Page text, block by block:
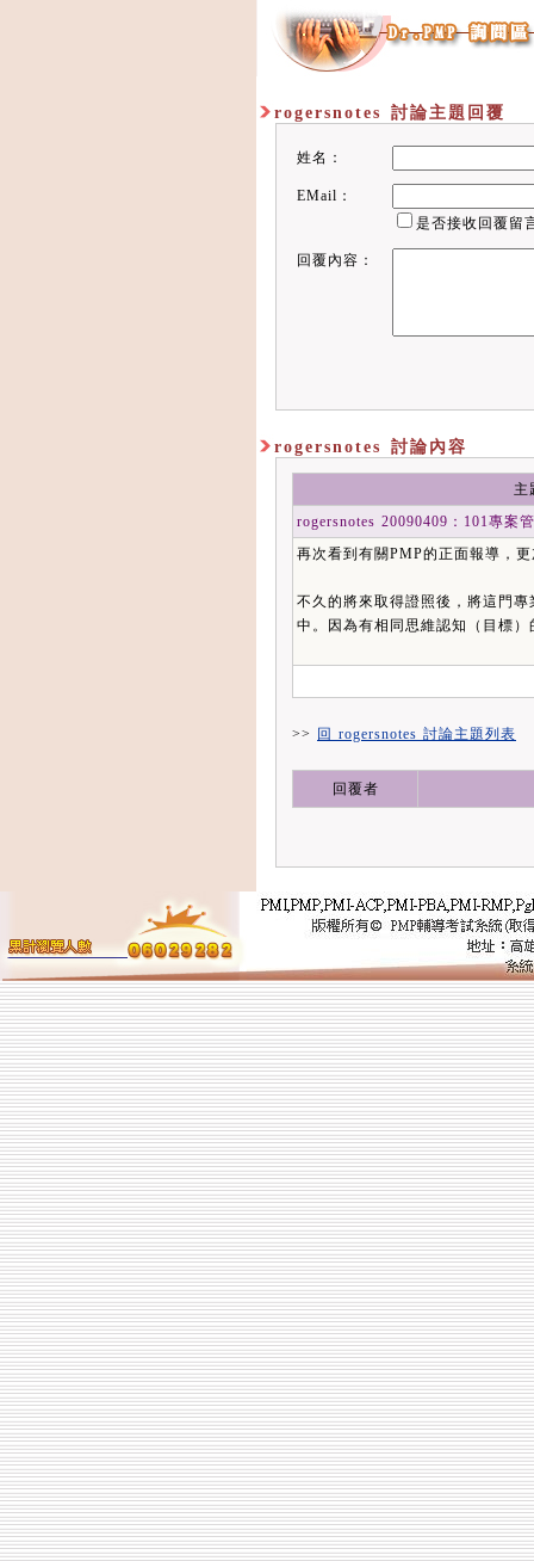
rogersnotes 討論主題回覆
姓名：
EMail：
是否接收回覆留
回覆內容：
rogersnotes 討論內容
主
rogersnotes 20090409：101專案
再次看到有關PMP的正面報導，
不久的將來取得證照後，將這門
中。因為有相同思維認知（目標
>> 回 rogersnotes 討論主題列表
回覆者